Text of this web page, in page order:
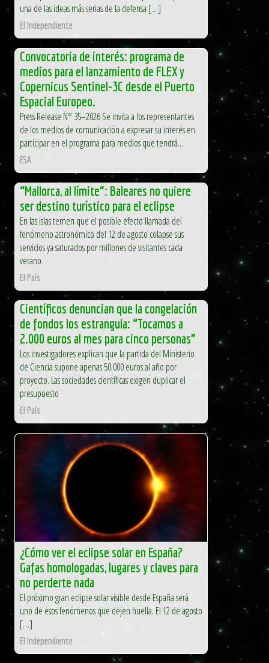
una de las ideas más serias de la defensa […]
El Independiente
Convocatoria de interés: programa de
medios para el lanzamiento de FLEX y
Copernicus Sentinel-3C desde el Puerto
Espacial Europeo.
Press Release N° 35–2026 Se invita a los representantes
de los medios de comunicación a expresar su interés en
participar en el programa para medios que tendrá...
ESA
“Mallorca, al límite”: Baleares no quiere
ser destino turístico para el eclipse
En las islas temen que el posible efecto llamada del
fenómeno astronómico del 12 de agosto colapse sus
servicios ya saturados por millones de visitantes cada
verano
El País
Científicos denuncian que la congelación
de fondos los estrangula: “Tocamos a
2.000 euros al mes para cinco personas”
Los investigadores explican que la partida del Ministerio
de Ciencia supone apenas 50.000 euros al año por
proyecto. Las sociedades científicas exigen duplicar el
presupuesto
El País
¿Cómo ver el eclipse solar en España?
Gafas homologadas, lugares y claves para
no perderte nada
El próximo gran eclipse solar visible desde España será
uno de esos fenómenos que dejen huella. El 12 de agosto
[…]
El Independiente